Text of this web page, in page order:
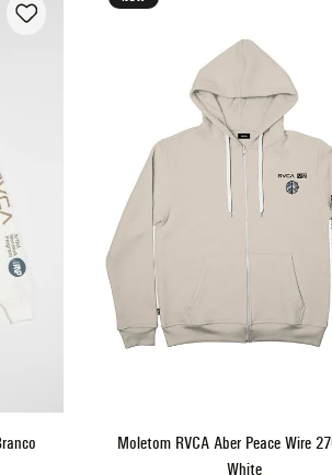
P M G GG
Moletom RVCA Aber Peace Wire
White